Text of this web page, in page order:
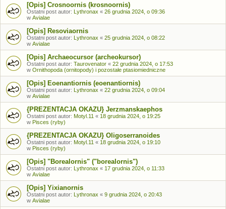
[Opis] Crosnoornis (krosnoornis)
Ostatni post autor: Lythronax « 26 grudnia 2024, o 09:36
w Avialae
[Opis] Resoviaornis
Ostatni post autor: Lythronax « 25 grudnia 2024, o 08:22
w Avialae
[Opis] Archaeocursor (archeokursor)
Ostatni post autor: Taurovenator « 22 grudnia 2024, o 17:53
w Ornithopoda (ornitopody) i pozostałe ptasiomiedniczne
[Opis] Eoenantiornis (eoenantiornis)
Ostatni post autor: Lythronax « 22 grudnia 2024, o 09:04
w Avialae
{PREZENTACJA OKAZU} Jerzmanskaephos
Ostatni post autor: Motyl.11 « 18 grudnia 2024, o 19:25
w Pisces (ryby)
{PREZENTACJA OKAZU} Oligoserranoides
Ostatni post autor: Motyl.11 « 18 grudnia 2024, o 19:10
w Pisces (ryby)
[Opis] "Borealornis" ("borealornis")
Ostatni post autor: Lythronax « 17 grudnia 2024, o 11:33
w Avialae
[Opis] Yixianornis
Ostatni post autor: Lythronax « 9 grudnia 2024, o 20:43
w Avialae